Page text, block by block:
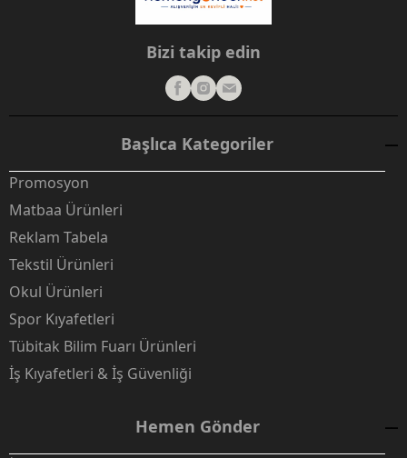
Bizi takip edin
Başlıca Kategoriler
Promosyon
Matbaa Ürünleri
Reklam Tabela
Tekstil Ürünleri
Okul Ürünleri
Spor Kıyafetleri
Tübitak Bilim Fuarı Ürünleri
İş Kıyafetleri & İş Güvenliği
Hemen Gönder